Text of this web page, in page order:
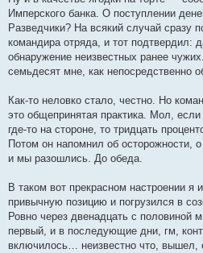
Имперского банка. О поступлении
Разведчики? На всякий случай сразу
командира отряда, и тот подтвердил:
обнаружение неизвестных ранее
семьдесят мне, как непосредственно
Как-то неловко стало, честно. Но
это общепринятая практика. Мол,
где-то на стороне, то тридцать
Потом он напомнил об осторожности,
и мы разошлись. До обеда.
В таком вот прекрасном настроении я
привычную позицию и погрузился в
Ровно через двенадцать с половиной
первый, и в последующие дни, гм,
включилось… неизвестно что, вышел,